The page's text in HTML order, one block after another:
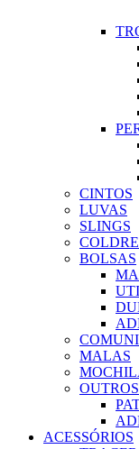
CINTOS
LUVAS
SLINGS
BOLSAS
MALAS
OUTROS
ACESSÓRIOS